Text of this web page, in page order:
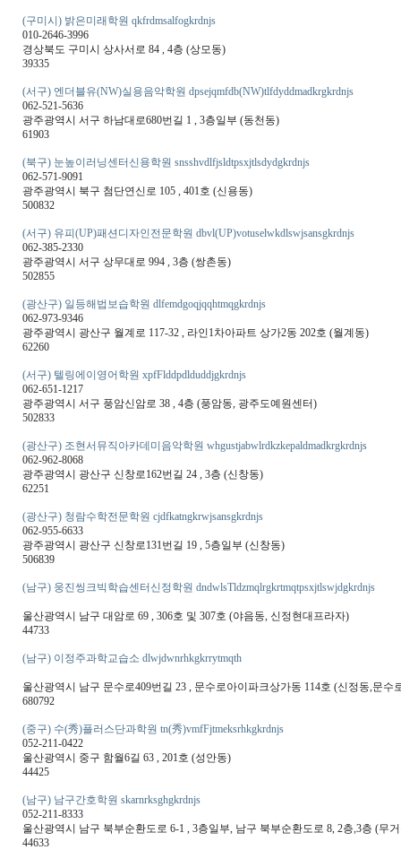
(구미시) 밝은미래학원 qkfrdmsalfogkrdnjs
010-2646-3996
경상북도 구미시 상사서로 84 , 4층 (상모동)
39335
(서구) 엔더블유(NW)실용음악학원 dpsejqmfdb(NW)tlfdyddmadkrgkrdnjs
062-521-5636
광주광역시 서구 하남대로680번길 1 , 3층일부 (동천동)
61903
(북구) 눈높이러닝센터신용학원 snsshvdlfjsldtpsxjtlsdydgkrdnjs
062-571-9091
광주광역시 북구 첨단연신로 105 , 401호 (신용동)
500832
(서구) 유피(UP)패션디자인전문학원 dbvl(UP)votuselwkdlswjsansgkrdnjs
062-385-2330
광주광역시 서구 상무대로 994 , 3층 (쌍촌동)
502855
(광산구) 일등해법보습학원 dlfemdgoqjqqhtmqgkrdnjs
062-973-9346
광주광역시 광산구 월계로 117-32 , 라인1차아파트 상가2동 202호 (월계동)
62260
(서구) 텔링에이영어학원 xpfFlddpdlduddjgkrdnjs
062-651-1217
광주광역시 서구 풍암신암로 38 , 4층 (풍암동, 광주도예원센터)
502833
(광산구) 조현서뮤직아카데미음악학원 whgustjabwlrdkzkepaldmadkrgkrdnjs
062-962-8068
광주광역시 광산구 신창로162번길 24 , 3층 (신창동)
62251
(광산구) 청람수학전문학원 cjdfkatngkrwjsansgkrdnjs
062-955-6633
광주광역시 광산구 신창로131번길 19 , 5층일부 (신창동)
506839
(남구) 웅진씽크빅학습센터신정학원 dndwlsTldzmqlrgkrtmqtpsxjtlswjdgkrdnjs
울산광역시 남구 대암로 69 , 306호 및 307호 (야음동, 신정현대프라자)
44733
(남구) 이정주과학교습소 dlwjdwnrhkgkrrytmqth
울산광역시 남구 문수로409번길 23 , 문수로아이파크상가동 114호 (신정동,문수
680792
(중구) 수(秀)플러스단과학원 tn(秀)vmfFjtmeksrhkgkrdnjs
052-211-0422
울산광역시 중구 함월6길 63 , 201호 (성안동)
44425
(남구) 남구간호학원 skarnrksghgkrdnjs
052-211-8333
울산광역시 남구 북부순환도로 6-1 , 3층일부, 남구 북부순환도로 8, 2층,3층 (무
44633